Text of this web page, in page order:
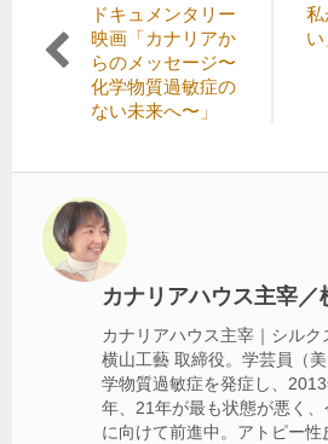
稿
ナ
ー
シ
ョ
前
の
記
事:
ドキュメンタリー
映画「カナリアか
らのメッセージ〜
化学物質過敏症の
ない未来へ〜」
次私
カナリアハウス主宰／
カナリアハウス主宰｜シル
横山工藝 取締役。学芸員（
学物質過敏症を発症し、
年、21年が最も状態が悪く、
に向けて前進中。アトピー